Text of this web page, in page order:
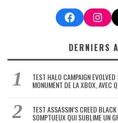
Facebook
DERNIERS
TEST HALO CAMPAIGN
MONUMENT DE LA XBOX, AVEC
TEST ASSASSIN’S CREED
SOMPTUEUX QUI SUBLIME UN